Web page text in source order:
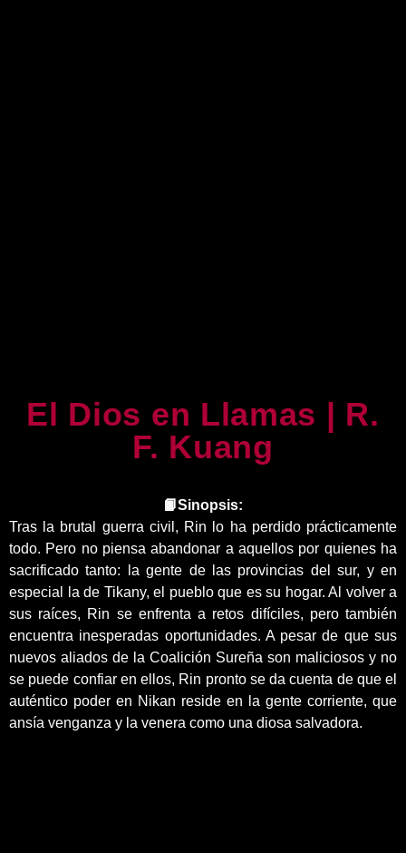
El Dios en Llamas | R.
F. Kuang
📙Sinopsis:
Tras la brutal guerra civil, Rin lo ha perdido prácticamente
todo. Pero no piensa abandonar a aquellos por quienes ha
sacrificado tanto: la gente de las provincias del sur, y en
especial la de Tikany, el pueblo que es su hogar. Al volver a
sus raíces, Rin se enfrenta a retos difíciles, pero también
encuentra inesperadas oportunidades. A pesar de que sus
nuevos aliados de la Coalición Sureña son maliciosos y no
se puede confiar en ellos, Rin pronto se da cuenta de que el
auténtico poder en Nikan reside en la gente corriente, que
ansía venganza y la venera como una diosa salvadora.